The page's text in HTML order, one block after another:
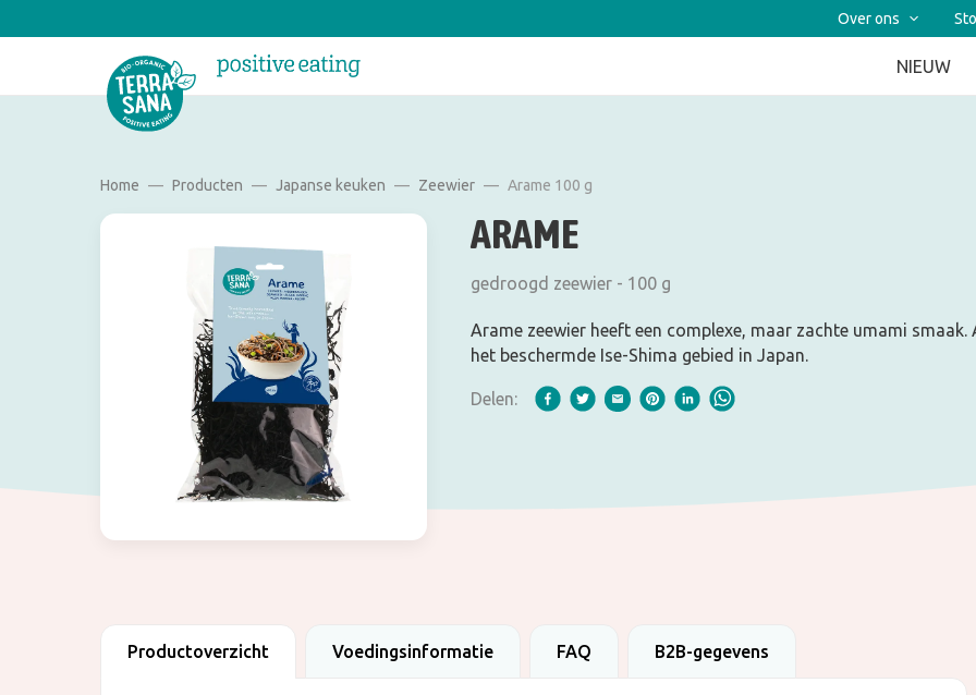
Over ons
NIEUW
Home Producten Japanse keuken Zeewier Arame 100 g
ARAME
gedroogd zeewier - 100 g
Arame zeewier heeft een complexe, maar zachte umami
het beschermde Ise-Shima gebied in Japan.
Delen:
Productoverzicht Voedingsinformatie FAQ B2B-gegevens